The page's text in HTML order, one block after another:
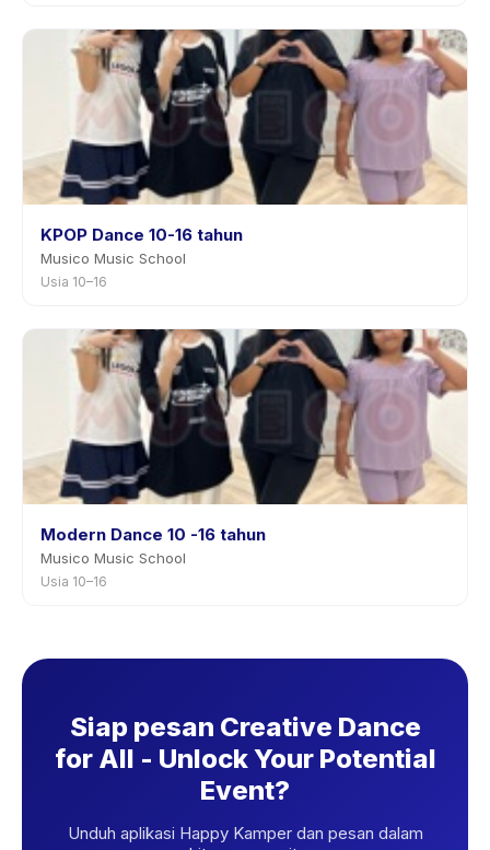
KPOP Dance 10-16 tahun
Musico Music School
Usia 10–16
Modern Dance 10 -16 tahun
Musico Music School
Usia 10–16
Siap pesan Creative Dance
for All - Unlock Your Potential
Event?
Unduh aplikasi Happy Kamper dan pesan dalam